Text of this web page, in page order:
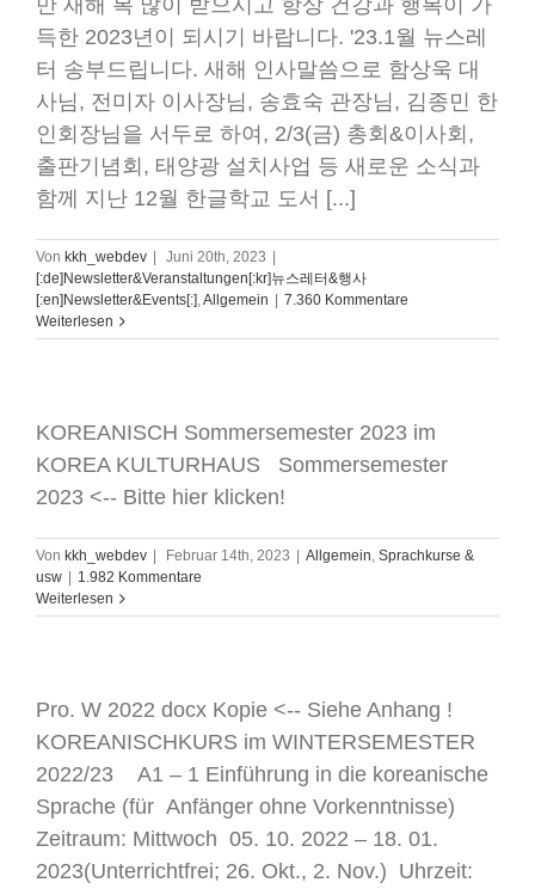
득한 2023년이 되시기 바랍니다. '23.1월 뉴스레
터 송부드립니다. 새해 인사말씀으로 함상욱 대
사님, 전미자 이사장님, 송효숙 관장님, 김종민 한
인회장님을 서두로 하여, 2/3(금) 총회&이사회,
출판기념회, 태양광 설치사업 등 새로운 소식과
함께 지난 12월 한글학교 도서 [...]
Von kkh_webdev | Juni 20th, 2023 |
[:de]Newsletter&Veranstaltungen[:kr]뉴스레터&행사
[:en]Newsletter&Events[:] Allgemein | 7.360 Kommentare
Weiterlesen
KOREANISCH Sommersemester 2023 im
KOREA KULTURHAUS Sommersemester
2023 <-- Bitte hier klicken!
Von kkh_webdev | Februar 14th, 2023 | Allgemein Sprachkurse &
usw | 1.982 Kommentare
Weiterlesen
Pro. W 2022 docx Kopie <-- Siehe Anhang !
KOREANISCHKURS im WINTERSEMESTER
2022/23 A1 – 1 Einführung in die koreanische
Sprache (für Anfänger ohne Vorkenntnisse)
Zeitraum: Mittwoch 05. 10. 2022 – 18. 01.
2023(Unterrichtfrei; 26. Okt., 2. Nov.) Uhrzeit: